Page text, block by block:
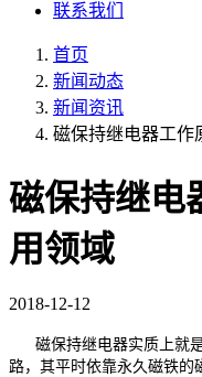
联系我们
首页
新闻动态
新闻资讯
磁保持继电器工作
磁保持继电
用领域
2018-12-12
磁保持继电器实质上就是
路，其平时依靠永久磁铁的